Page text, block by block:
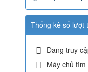
Thống kê số lượt
Đang truy
Máy chủ tìm